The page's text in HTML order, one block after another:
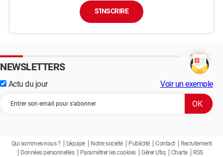
S'INSCRIRE
NEWSLETTERS
Actu du jour Voir un exemple
Qui sommes-nous ? L'équipe Notre société Publicité Contact
Recrutement
Données personnelles
Paramétrer les cookies Gérer Utiq Charte RSS